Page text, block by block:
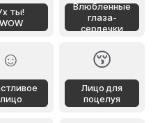
ты!
WOW
Влюбленные
глаза-
сердечки
☺️
лицо
😚
Лицо для
поцелуя